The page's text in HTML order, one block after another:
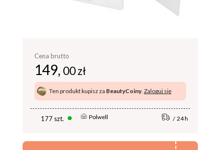
Cena brutto
149, 00 zł
Ten produkt kupisz za BeautyCoiny. Zaloguj się
177 szt. Polwell 24 h